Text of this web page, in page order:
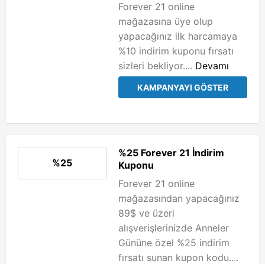
Forever 21 online
mağazasına üye olup
yapacağınız ilk harcamaya
%10 indirim kuponu fırsatı
sizleri bekliyor.... Devamı
KAMPANYAYI GÖSTER
%25
%25 Forever 21 İndirim
Kuponu
Forever 21 online
mağazasından yapacağınız
89$ ve üzeri
alışverişlerinizde Anneler
Gününe özel %25 indirim
fırsatı sunan kupon kodu....